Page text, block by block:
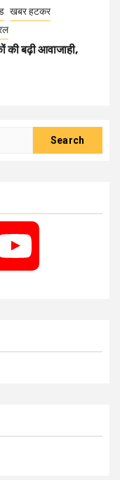
खबर हटकर
की बढ़ी आवाजाही,